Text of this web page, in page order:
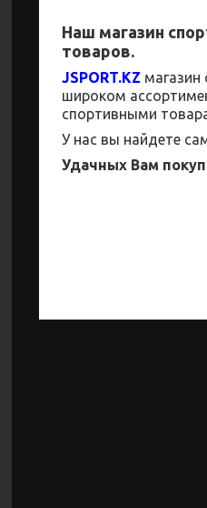
Наш магазин
товаров.
JSPORT.KZ магазин
широком
спортивными
У нас вы найдете
Удачных Вам